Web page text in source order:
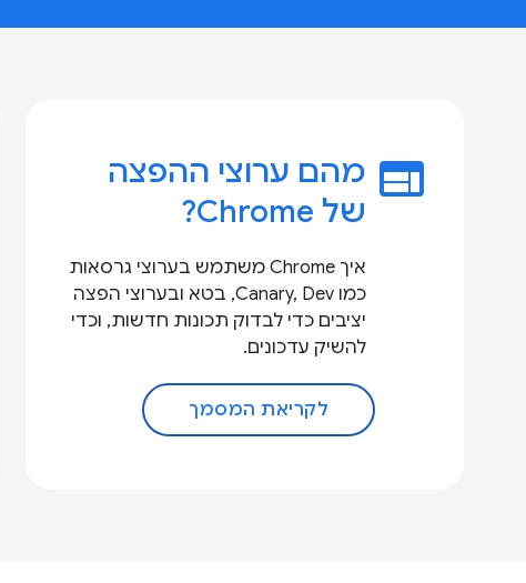
web מהם ערוצי ההפצה
של Chrome?
איך Chrome משתמש בערוצי גרסאות
כמו Canary, Dev, בטא ובערוצי הפצה
יציבים כדי לבדוק תכונות חדשות, וכדי
להשיק עדכונים.
לקריאת המסמך